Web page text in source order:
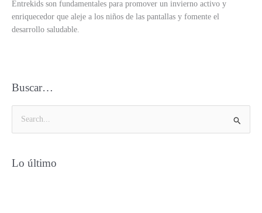
Entrekids son fundamentales para promover un invierno activo y
enriquecedor que aleje a los niños de las pantallas y fomente el
desarrollo saludable.
Buscar…
c
Lo último